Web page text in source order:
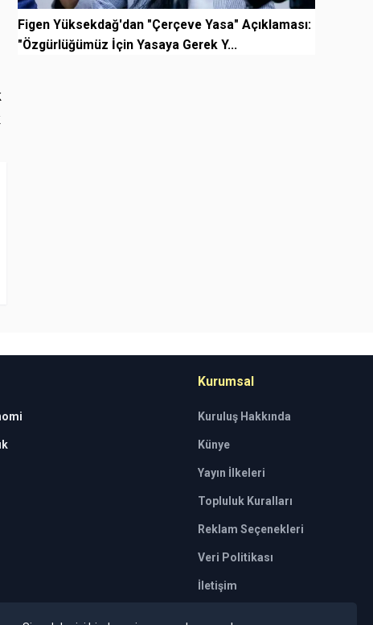
Figen Yüksekdağ'dan "Çerçeve Yasa" Açıklaması:
"Özgürlüğümüz İçin Yasaya Gerek Y...
Kurumsal
Kuruluş Hakkında
Künye
Yayın İlkeleri
Topluluk Kuralları
Reklam Seçenekleri
Veri Politikası
İletişim
yetkili kuruluşlar tarafından kişilerin risk